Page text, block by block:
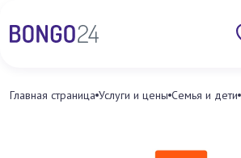
Главная страница Услуги и цены Семья и дети